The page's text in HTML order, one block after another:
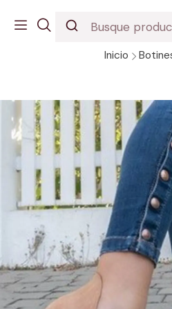
DESCUBRE NUESTROS
Inicio